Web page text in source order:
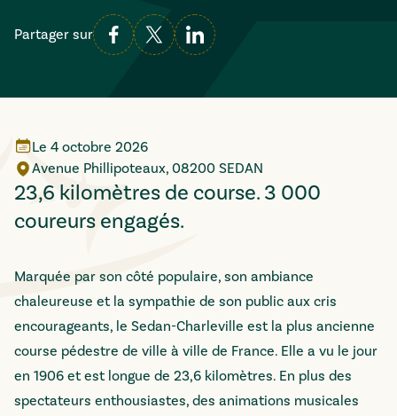
Partager sur
Le 4 octobre 2026
Avenue Phillipoteaux, 08200 SEDAN
23,6 kilomètres de course. 3 000
coureurs engagés.
Marquée par son côté populaire, son ambiance
chaleureuse et la sympathie de son public aux cris
encourageants, le Sedan-Charleville est la plus ancienne
course pédestre de ville à ville de France. Elle a vu le jour
en 1906 et est longue de 23,6 kilomètres. En plus des
spectateurs enthousiastes, des animations musicales